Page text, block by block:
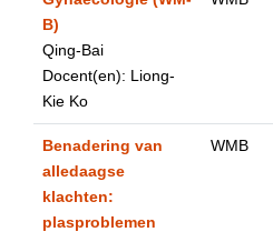
B)
Qing-Bai
Docent(en): Liong-
Kie Ko
Benadering van
alledaagse
klachten:
plasproblemen
WMB